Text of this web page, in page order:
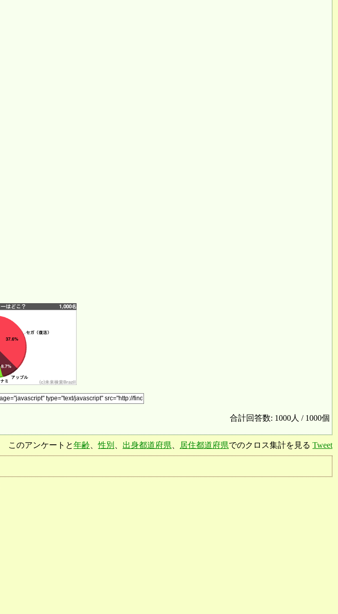
合計回答数: 1000人 / 1000個
このアンケートと年齢 、性別 出身都道府県 居住都道府県でのクロス集計を見る Tweet